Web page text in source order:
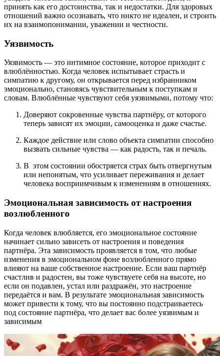
принять как его достоинства, так и недостатки. Для здоровых
отношений важно осознавать, что никто не идеален, и строить
их на взаимопонимании, уважении и честности.
Уязвимость
Уязвимость — это интимное состояние, которое приходит с
влюблённостью. Когда человек испытывает страсть и
симпатию к другому, он открывается перед избранником
эмоционально, становясь чувствительным к поступкам и
словам. Влюблённые чувствуют себя уязвимыми, потому что:
Доверяют сокровенные чувства партнёру, от которого
теперь зависят их эмоции, самооценка и даже счастье.
Каждое действие или слово объекта симпатии способно
вызвать сильные чувства — как радость, так и печаль.
В этом состоянии обостряется страх быть отвергнутым
или непонятым, что усиливает переживания и делает
человека восприимчивым к изменениям в отношениях.
Эмоциональная зависимость от настроения
возлюбленного
Когда человек влюбляется, его эмоциональное состояние
начинает сильно зависеть от настроения и поведения
партнёра. Эта зависимость проявляется в том, что любые
изменения в эмоциональном фоне возлюбленного прямо
влияют на ваше собственное настроение. Если ваш партнёр
счастлив и радостен, вы тоже чувствуете себя на высоте, но
если он подавлен, устал или раздражён, это настроение
передаётся и вам. В результате эмоциональная зависимость
может привести к тому, что вы постоянно подстраиваетесь
под состояние партнёра, что делает вас более уязвимым и
зависимым